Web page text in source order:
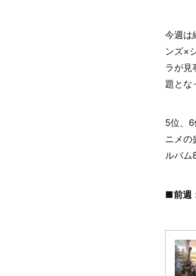
今週は
ンズ×
ラが見
題とな
5位、
ニメの
ルバム
■前週